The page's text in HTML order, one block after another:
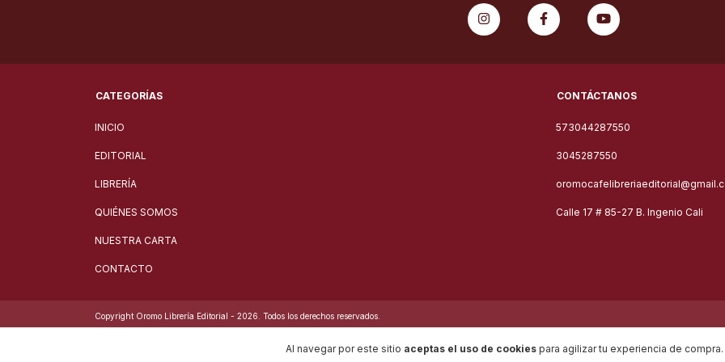
Al navegar por este sitio aceptas el uso de cookiespara agilizar tu experiencia de compra.
CATEGORÍAS
INICIO
EDITORIAL
LIBRERÍA
QUIÉNES SOMOS
NUESTRA CARTA
CONTACTO
CONTÁCTANOS
573044287550
3045287550
Calle 17 # 85-27 B. Ingenio Cali
Copyright Oromo Librería Editorial - 2026. Todos los derechos reservados.